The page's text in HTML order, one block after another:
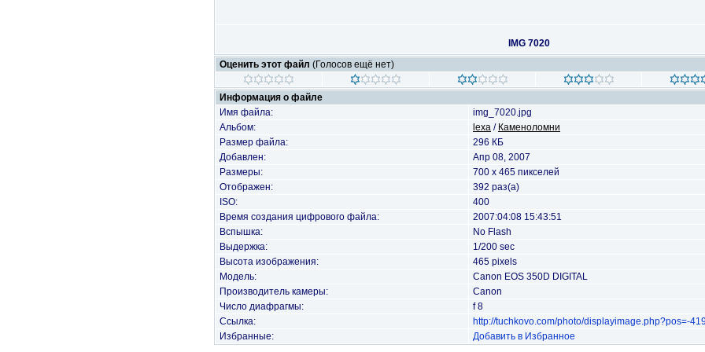
IMG 7020
Оценить этот файл (Голосов ещё нет)
Информация о файле
Имя файла:
img_7020.jpg
Альбом:
lexa / Каменоломни
Размер файла:
296 КБ
Добавлен:
Апр 08, 2007
Размеры:
700 x 465 пикселей
Отображен:
392 раз(а)
ISO:
400
Время создания цифрового файла:
2007:04:08 15:43:51
Вспышка:
No Flash
Выдержка:
1/200 sec
Высота изображения:
465 pixels
Модель:
Canon EOS 350D DIGITAL
Производитель камеры:
Canon
Число диафрагмы:
f 8
Ссылка:
http://tuchkovo.com/photo/displayimage.php?pos=-
Избранные:
Добавить в Избранное